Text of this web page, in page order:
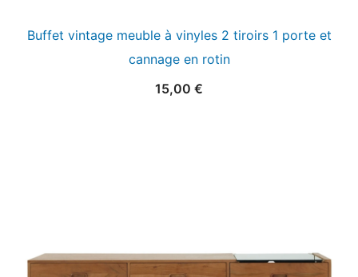
Buffet vintage meuble à vinyles 2 tiroirs 1 porte et
cannage en rotin
15,00 €